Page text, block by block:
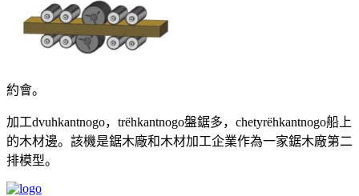
約會。
加工dvuhkantnogo，trёhkantnogo盤鋸多，chetyrёhkantnogo船上
的木材邊。該機是鋸木廠和木材加工企業作為一家鋸木廠第二
排模型。